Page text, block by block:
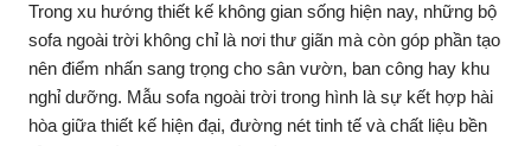
Trong xu hướng thiết kế không gian sống hiện nay, những bộ
sofa ngoài trời không chỉ là nơi thư giãn mà còn góp phần tạo
nên điểm nhấn sang trọng cho sân vườn, ban công hay khu
nghỉ dưỡng. Mẫu sofa ngoài trời trong hình là sự kết hợp hài
hòa giữa thiết kế hiện đại, đường nét tinh tế và chất liệu bền